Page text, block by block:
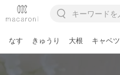
なす きゅうり 大根 キャベツ